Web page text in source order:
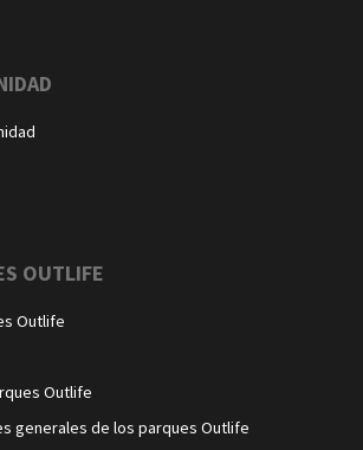
OUTLIFE
Outlife
Outlife
generales de los parques Outlife